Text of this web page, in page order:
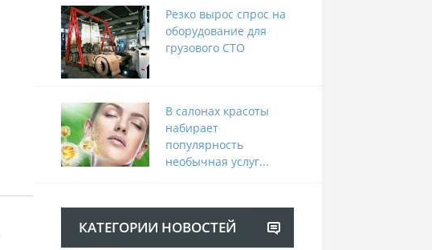
Резко вырос спрос на
оборудование для
грузового СТО
В салонах красоты
набирает
популярность
необычная услуг...
КАТЕГОРИИ НОВОСТЕЙ